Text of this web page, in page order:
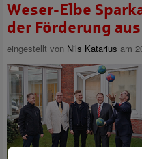
Weser-Elbe
der Förderung
eingestellt von Nils Katarius am